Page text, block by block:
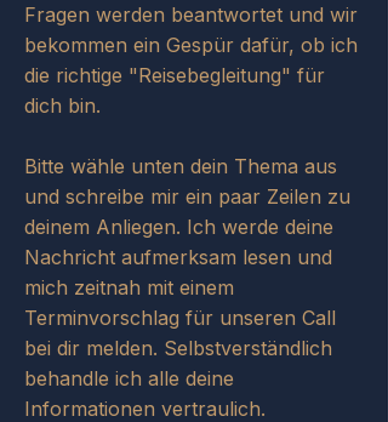
Fragen werden beantwortet und wir
bekommen ein Gespür dafür, ob ich
die richtige "Reisebegleitung" für
dich bin.​
Bitte wähle unten dein Thema aus
und schreibe mir ein paar Zeilen zu
deinem Anliegen. Ich werde deine
Nachricht aufmerksam lesen und
mich zeitnah mit einem
Terminvorschlag für unseren Call
bei dir melden.​ Selbstverständlich
behandle ich alle deine
Informationen vertraulich.